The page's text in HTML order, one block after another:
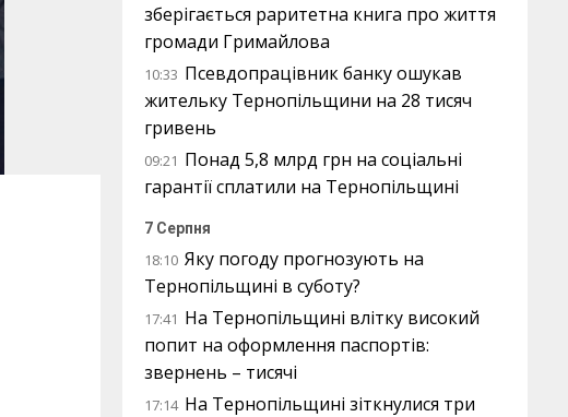
зберігається раритетна книга про життя
громади Гримайлова
10:33 Псевдопрацівник банку ошукав
жительку Тернопільщини на 28 тисяч
гривень
09:21 Понад 5,8 млрд грн на соціальні
гарантії сплатили на Тернопільщині
7 Серпня
18:10 Яку погоду прогнозують на
Тернопільщині в суботу?
17:41 На Тернопільщині влітку високий
попит на оформлення паспортів:
звернень – тисячі
17:14 На Тернопільщині зіткнулися три